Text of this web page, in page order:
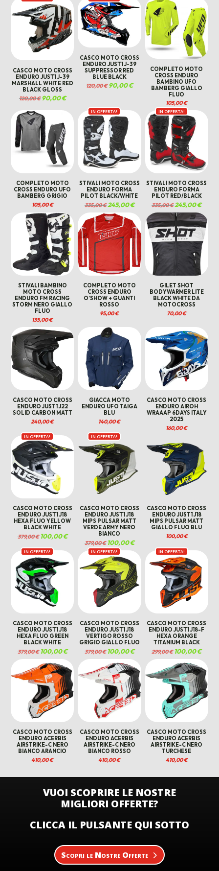
era:
120,00 €. 90,00
CASCO MOTO CROSS
ENDURO JUST1 J-39
MARSHALL WHITE RED
BLACK GLOSS
120,00€Il
prezzo
era:
120,00 €.
90,00€Il
prezzo
è:
90,00 €.
CASCO MOTO CROSS
ENDURO JUST1 J-39
SUPPRESSOR RED
BLUE BLACK
120,00€Il
prezzo
90,00€Il
prezzo
COMPLETO MOTO
CROSS ENDURO
BAMBINO UFO
BAMBERG GIALLO
FLUO
105,00€
COMPLETO MOTO
CROSS ENDURO UFO
BAMBERG GRIGIO
105,00€
IN OFFERTA!
STIVALI MOTO CROSS
ENDURO FORMA
PILOT BLACK/WHITE
335,00€Il
prezzo
originale
era:
335,00 €.
245,00€Il
prezzo
attuale
245,00 €.
IN OFFERTA!
STIVALI MOTO CROSS
ENDURO FORMA
PILOT RED/BLACK
335,00€ Il
prezzo
originale
era:
335,00 €.
245,00€Il
prezzo
attuale
è:
STIVALI BAMBINO
MOTO CROSS
ENDURO FM RACING
STORM NERO GIALLO
FLUO
135,00€
COMPLETO MOTO
CROSS ENDURO
O’SHOW + GUANTI
ROSSO
95,00€
GILET SHOT
BODYWARMER LITE
BLACK WHITE DA
MOTOCROSS
70,00€
CASCO MOTO CROSS
ENDURO JUST1 J22
SOLID CARBON MATT
240,00€
GIACCA MOTO
ENDURO UFO TAIGA
BLU
140,00€
CASCO MOTO CROSS
ENDURO AIROH
WRAAAP 6DAYS ITALY
2025
160,00€
IN OFFERTA!
CASCO MOTO CROSS
ENDURO JUST1 J18
HEXA FLUO YELLOW
BLACK WHITE
379,00€Il
prezzo
era:
379,00 €.
100,00€Il
prezzo
attuale
100,00 €.
IN OFFERTA!
CASCO MOTO CROSS
ENDURO JUST1 J18
MIPS PULSAR MATT
VERDE ARMY NERO
BIANCO
379,00€Il
prezzo
originale
era:
379,00 €.
100,00€Il
prezzo
attuale
100,00 €.
CASCO MOTO CROSS
ENDURO JUST1 J18
MIPS PULSAR MATT
GIALLO FLUO BLU
100,00€
IN OFFERTA!
CASCO MOTO CROSS
ENDURO JUST1 J18
HEXA FLUO GREEN
BLACK WHITE
379,00€Il
prezzo
originale
era:
379,00 €.
100,00€Il
prezzo
attuale
è:
100,00 €.
IN OFFERTA!
CASCO MOTO CROSS
ENDURO JUST1 J18
VERTIGO ROSSO
GRIGIO GIALLO FLUO
379,00€Il
prezzo
originale
era:
379,00 €.
100,00€Il
prezzo
attuale
100,00 €.
IN OFFERTA!
CASCO MOTO CROSS
ENDURO JUST1 J18-F
HEXA ORANGE
TITANIUM BLACK
299,00€ Il
prezzo
originale
era:
299,00 €.
100,00€Il
prezzo
attuale
è:
CASCO MOTO CROSS
ENDURO ACERBIS
AIRSTRIKE-C NERO
BIANCO ARANCIO
410,00€
CASCO MOTO CROSS
ENDURO ACERBIS
AIRSTRIKE-C NERO
BIANCO ROSSO
410,00€
CASCO MOTO CROSS
ENDURO ACERBIS
AIRSTRIKE-C NERO
TURCHESE
410,00€
VUOI SCOPRIRE LE NOSTRE
MIGLIORI OFFERTE?
CLICCA IL PULSANTE QUI SOTTO
Scopri le Nostre Offerte